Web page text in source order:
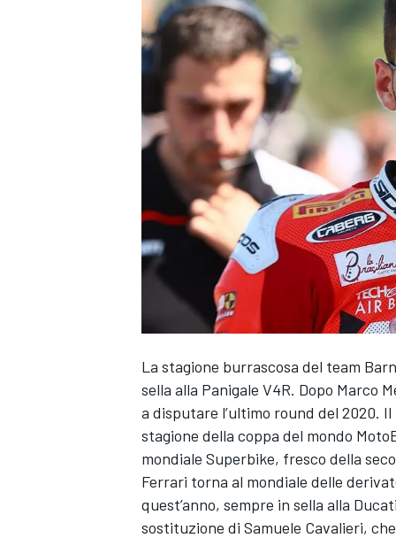
MONOPOSTO
La stagione burrascosa del team
sella alla Panigale V4R. Dopo Marco
a disputare l’ultimo round del 2020.
stagione della coppa del mondo
mondiale Superbike, fresco della
Ferrari torna al mondiale delle
quest’anno, sempre in sella alla
sostituzione di Samuele Cavalieri,